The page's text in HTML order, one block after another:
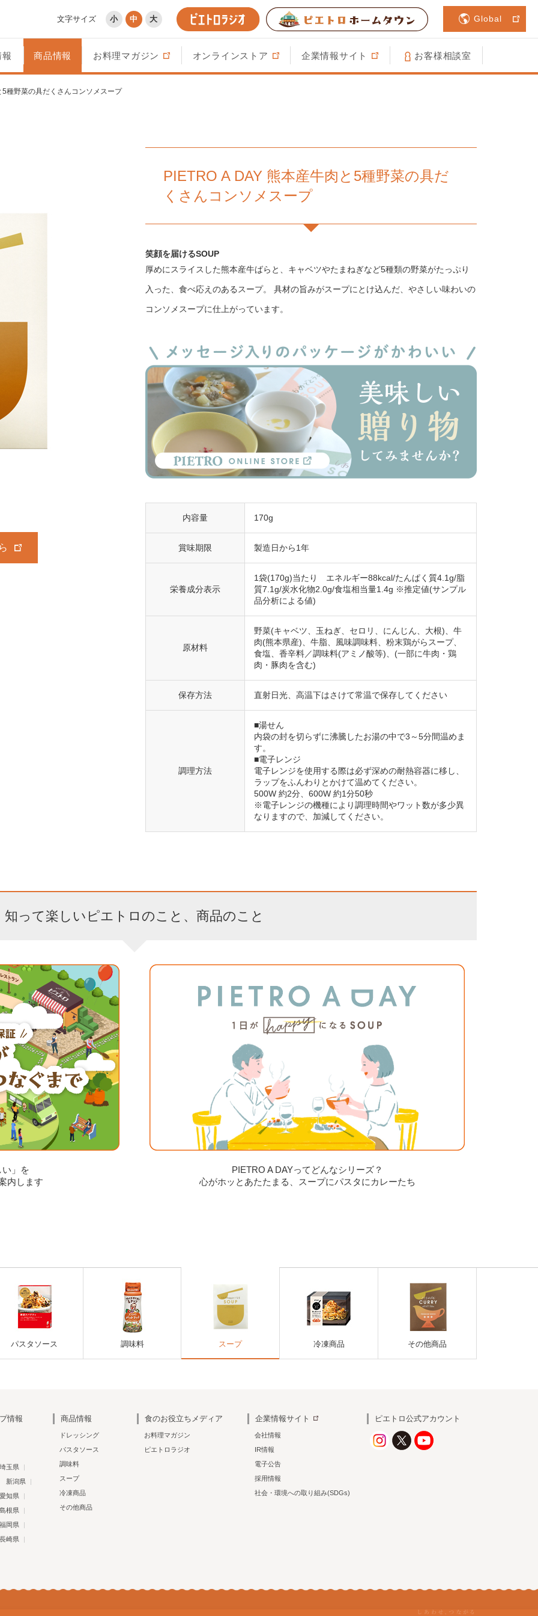
文字サイズ 小 中 大 Global
商品情報 お料理マガジン オンラインストア 企業情報サイト お客様相談室
5種野菜の具だくさんコンソメスープ
PIETRO A DAY 熊本産牛肉と5種野菜の具だ
くさんコンソメスープ
笑顔を届けるSOUP
厚めにスライスした熊本産牛ばらと、キャベツやたまねぎなど5種類の野菜がたっぷり
入った、食べ応えのあるスープ。 具材の旨みがスープにとけ込んだ、やさしい味わいの
コンソメスープに仕上がっています。
内容量 170g
賞味期限 製造日から1年
栄養成分表示
1袋(170g)当たり エネルギー88kcal/たんぱく質4.1g/脂
質7.1g/炭水化物2.0g/食塩相当量1.4g ※推定値(サンプル
品分析による値)
原材料
野菜(キャベツ、玉ねぎ、セロリ、にんじん、大根)、牛
肉(熊本県産)、牛脂、風味調味料、粉末鶏がらスープ、
食塩、香辛料／調味料(アミノ酸等)、(一部に牛肉・鶏
肉・豚肉を含む)
保存方法 直射日光、高温下はさけて常温で保存してください
調理方法
■湯せん
内袋の封を切らずに沸騰したお湯の中で3～5分間温めま
す。
■電子レンジ
電子レンジを使用する際は必ず深めの耐熱容器に移し、
ラップをふんわりとかけて温めてください。
500W 約2分、600W 約1分50秒
※電子レンジの機種により調理時間やワット数が多少異
なりますので、加減してください。
知って楽しいピエトロのこと、商品のこと
い」を
内します
PIETRO A DAYってどんなシリーズ？
心がホッとあたたまる、スープにパスタにカレーたち
パスタソース 調味料 スープ 冷凍商品 その他商品
情報
埼玉県
新潟県
愛知県
島根県
福岡県
長崎県
商品情報
ドレッシング
パスタソース
調味料
スープ
冷凍商品
その他商品
食のお役立ちメディア
お料理マガジン
ピエトロラジオ
企業情報サイト
会社情報
IR情報
電子公告
採用情報
社会・環境への取り組み(SDGs)
ピエトロ公式アカウント